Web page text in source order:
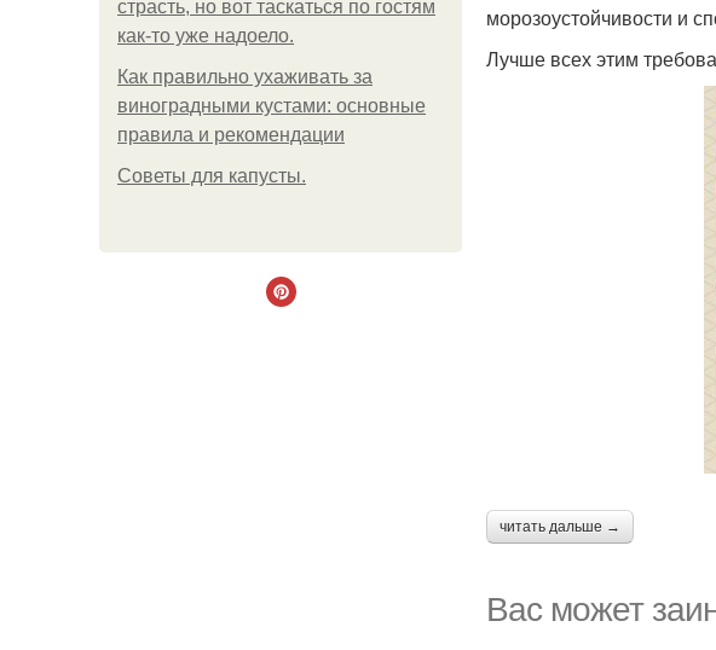
страсть, но вот таскаться по гостям
как-то уже надоело.
Как правильно ухаживать за
виноградными кустами: основные
правила и рекомендации
Советы для капусты.
морозоустойчивости и
Лучше всех этим
читать дальше →
Вас может